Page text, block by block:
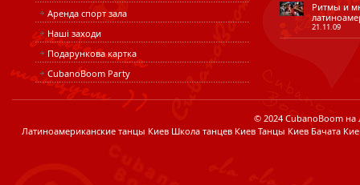
Аренда спорт зала
Наші заходи
Подарункова картка
CubanoBoom Party
Ритмы и
21.11.09
© 2024 CubanoBoom на
Латиноамериканские танцы Киев Школа танцев Киев Танцы Киев Бачата